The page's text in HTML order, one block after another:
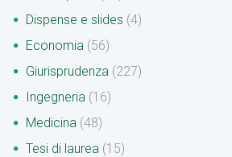
Dispense e slides (4)
Economia (56)
Giurisprudenza (227)
Ingegneria (16)
Medicina (48)
Tesi di laurea (15)